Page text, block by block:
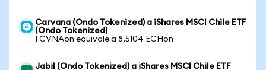
Carvana (Ondo Tokenized) a iShares MSCI Chile ETF
(Ondo Tokenized)
1 CVNAon equivale a 8,5104 ECHon
Jabil (Ondo Tokenized) a iShares MSCI Chile ETF